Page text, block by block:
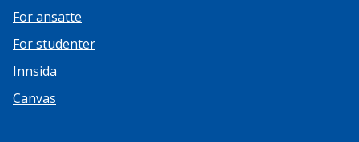
For ansatte
For studenter
Innsida
Canvas